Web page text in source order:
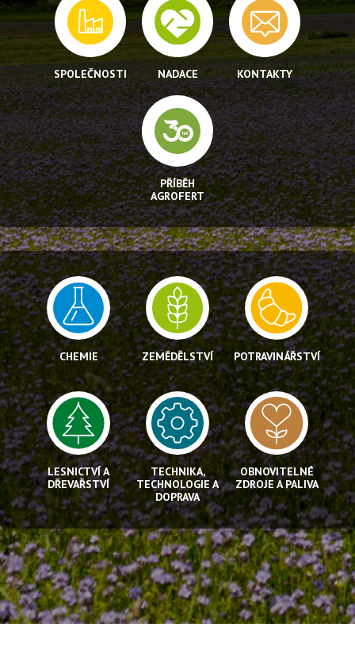
SPOLEČNOSTI NADACE KONTAKTY
PŘÍBĚH
AGROFERT
CHEMIE ZEMĚDĚLSTVÍ POTRAVINÁŘSTVÍ
LESNICTVÍ A
DŘEVAŘSTVÍ
TECHNIKA,
TECHNOLOGIE A
DOPRAVA
OBNOVITELNÉ
ZDROJE A PALIVA